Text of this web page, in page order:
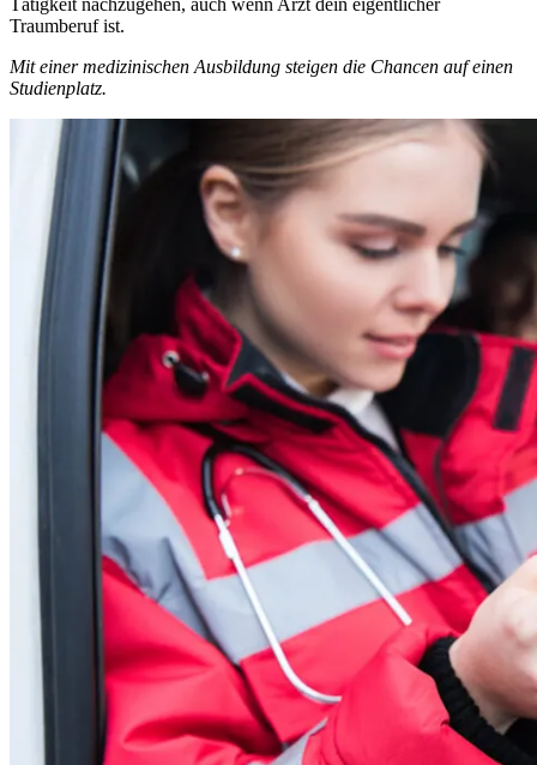
Tätigkeit nachzugehen, auch wenn Arzt dein eigentlicher
Traumberuf ist.
Mit einer medizinischen Ausbildung steigen die Chancen auf einen
Studienplatz.